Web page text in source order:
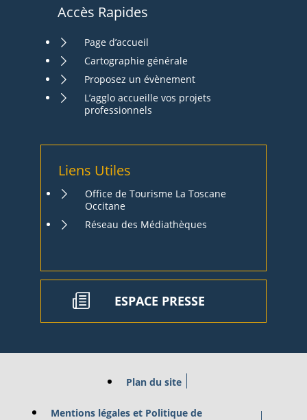
Accès Rapides
Page d’accueil
Cartographie générale
Proposez un évènement
L’agglo accueille vos projets
professionnels
Liens Utiles
Office de Tourisme La Toscane
Occitane
Réseau des Médiathèques
ESPACE PRESSE
Plan du site
Mentions légales et Politique de